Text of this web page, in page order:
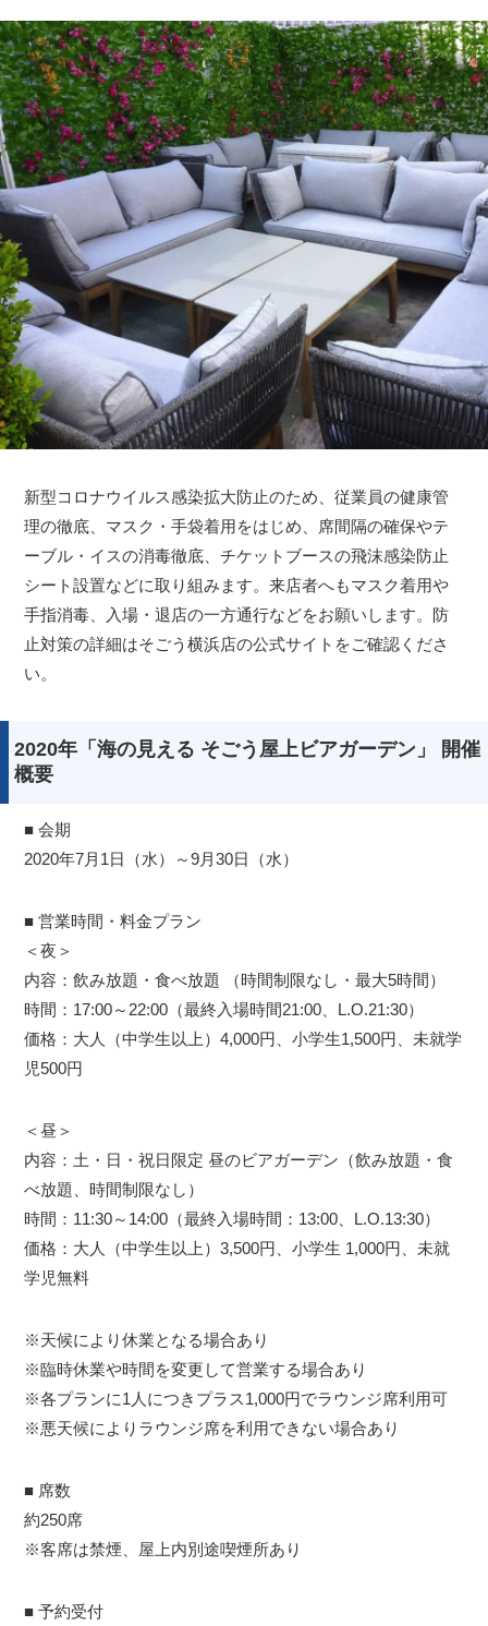
新型コロナウイルス感染拡大防止のため、従業員の健康管
理の徹底、マスク・手袋着用をはじめ、席間隔の確保やテ
ーブル・イスの消毒徹底、チケットブースの飛沫感染防止
シート設置などに取り組みます。来店者へもマスク着用や
手指消毒、入場・退店の一方通行などをお願いします。防
止対策の詳細はそごう横浜店の公式サイトをご確認くださ
い。
2020年「海の見える そごう屋上ビアガーデン」 開催
概要
■ 会期
2020年7月1日（水）～9月30日（水）
■ 営業時間・料金プラン
＜夜＞
内容：飲み放題・食べ放題 （時間制限なし・最大5時間）
時間：17:00～22:00（最終入場時間21:00、L.O.21:30）
価格：大人（中学生以上）4,000円、小学生1,500円、未就学
児500円
＜昼＞
内容：土・日・祝日限定 昼のビアガーデン（飲み放題・食
べ放題、時間制限なし）
時間：11:30～14:00（最終入場時間：13:00、L.O.13:30）
価格：大人（中学生以上）3,500円、小学生 1,000円、未就
学児無料
※天候により休業となる場合あり
※臨時休業や時間を変更して営業する場合あり
※各プランに1人につきプラス1,000円でラウンジ席利用可
※悪天候によりラウンジ席を利用できない場合あり
■ 席数
約250席
※客席は禁煙、屋上内別途喫煙所あり
■ 予約受付